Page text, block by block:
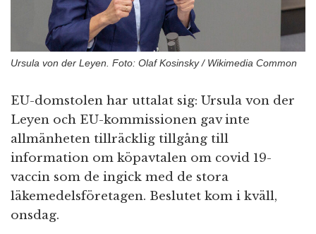
Ursula von der Leyen. Foto: Olaf Kosinsky / Wikimedia Common
EU-domstolen har uttalat sig: Ursula von der
Leyen och EU-kommissionen gav inte
allmänheten tillräcklig tillgång till
information om köpavtalen om covid 19-
vaccin som de ingick med de stora
läkemedelsföretagen. Beslutet kom i kväll,
onsdag.